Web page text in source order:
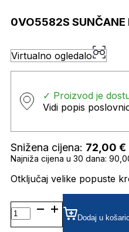
0VO5582S SUNČANE
Virtualno ogledalo
✓ Proizvod je
Vidi popis
Snižena cijena: 72,00 €
Najniža cijena u 30 dana:
Otključaj velike popuste
0VO5582S SUNČANE
NAOČALE
Dodaj u